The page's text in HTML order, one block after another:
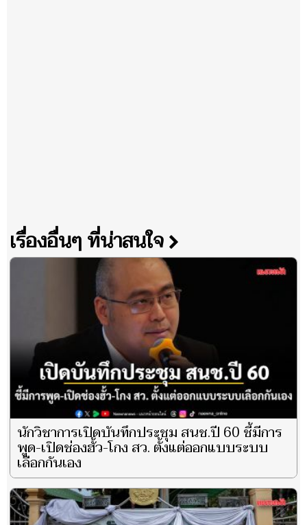
เรื่องอื่นๆ ที่น่าสนใจ
นักวิชาการเปิดบันทึกประชุม สนช.ปี 60 ชี้มีการ
พูด-เปิดช่องฮั้ว-โกง สว. ตั้งแต่ออกแบบระบบ
เลือกกันเอง